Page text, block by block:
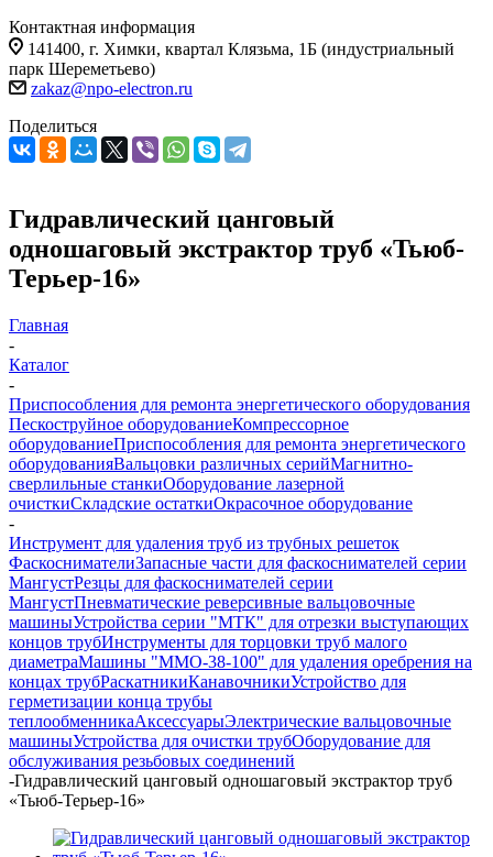
Контактная информация
141400, г. Химки, квартал Клязьма, 1Б (индустриальный
парк Шереметьево)
zakaz@npo-electron.ru
Поделиться
Гидравлический цанговый
одношаговый экстрактор труб «Тьюб-
Терьер-16»
Главная
-
Каталог
-
Приспособления для ремонта энергетического оборудования
Пескоструйное оборудованиеКомпрессорное
оборудованиеПриспособления для ремонта энергетического
оборудованияВальцовки различных серийМагнитно-
сверлильные станкиОборудование лазерной
очисткиСкладские остаткиОкрасочное оборудование
-
Инструмент для удаления труб из трубных решеток
ФаскоснимателиЗапасные части для фаскоснимателей серии
МангустРезцы для фаскоснимателей серии
МангустПневматические реверсивные вальцовочные
машиныУстройства серии "МТК" для отрезки выступающих
концов трубИнструменты для торцовки труб малого
диаметраМашины "ММО-38-100" для удаления оребрения на
концах трубРаскатникиКанавочникиУстройство для
герметизации конца трубы
теплообменникаАксессуарыЭлектрические вальцовочные
машиныУстройства для очистки трубОборудование для
обслуживания резьбовых соединений
-Гидравлический цанговый одношаговый экстрактор труб
«Тьюб-Терьер-16»